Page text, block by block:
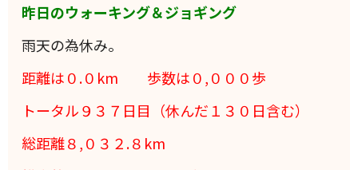
昨日のウォーキング＆ジョギング
雨天の為休み。
距離は０.０ km 歩数は０,０００歩
トータル９３７日目（休んだ１３０日含む）
総距離８,０３２.８km